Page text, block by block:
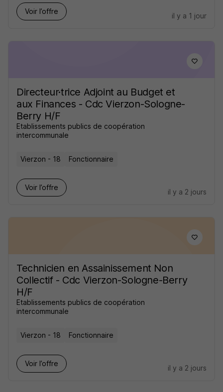
Voir l’offre
il y a 1 jour
Directeur·trice Adjoint au Budget et
aux Finances - Cdc Vierzon-Sologne-
Berry H/F
Etablissements publics de coopération
intercommunale
Vierzon - 18 Fonctionnaire
Voir l’offre
il y a 2 jours
Technicien en Assainissement Non
Collectif - Cdc Vierzon-Sologne-Berry
H/F
Etablissements publics de coopération
intercommunale
Vierzon - 18 Fonctionnaire
Voir l’offre
il y a 2 jours